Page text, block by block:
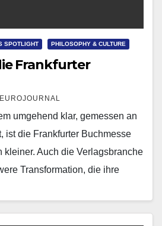
SPOTLIGHT PHILOSOPHY & CULTURE
Frankfurter
EUROJOURNAL
umgehend klar, gemessen an
ist die Frankfurter Buchmesse
kleiner. Auch die Verlagsbranche
Transformation, die ihre